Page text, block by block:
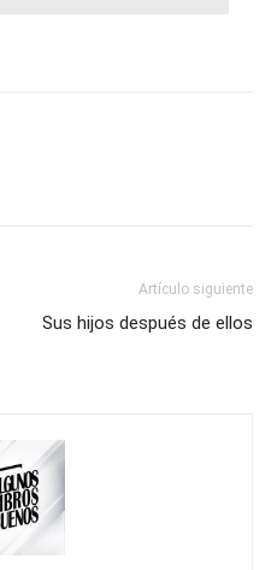
Artículo siguiente
Sus hijos después de ellos